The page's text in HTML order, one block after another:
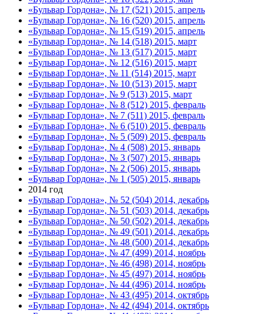
«Бульвар Гордона», № 17 (521) 2015, апрель
«Бульвар Гордона», № 16 (520) 2015, апрель
«Бульвар Гордона», № 15 (519) 2015, апрель
«Бульвар Гордона», № 14 (518) 2015, март
«Бульвар Гордона», № 13 (517) 2015, март
«Бульвар Гордона», № 12 (516) 2015, март
«Бульвар Гордона», № 11 (514) 2015, март
«Бульвар Гордона», № 10 (513) 2015, март
«Бульвар Гордона», № 9 (513) 2015, март
«Бульвар Гордона», № 8 (512) 2015, февраль
«Бульвар Гордона», № 7 (511) 2015, февраль
«Бульвар Гордона», № 6 (510) 2015, февраль
«Бульвар Гордона», № 5 (509) 2015, февраль
«Бульвар Гордона», № 4 (508) 2015, январь
«Бульвар Гордона», № 3 (507) 2015, январь
«Бульвар Гордона», № 2 (506) 2015, январь
«Бульвар Гордона», № 1 (505) 2015, январь
2014 год
«Бульвар Гордона», № 52 (504) 2014, декабрь
«Бульвар Гордона», № 51 (503) 2014, декабрь
«Бульвар Гордона», № 50 (502) 2014, декабрь
«Бульвар Гордона», № 49 (501) 2014, декабрь
«Бульвар Гордона», № 48 (500) 2014, декабрь
«Бульвар Гордона», № 47 (499) 2014, ноябрь
«Бульвар Гордона», № 46 (498) 2014, ноябрь
«Бульвар Гордона», № 45 (497) 2014, ноябрь
«Бульвар Гордона», № 44 (496) 2014, ноябрь
«Бульвар Гордона», № 43 (495) 2014, октябрь
«Бульвар Гордона», № 42 (494) 2014, октябрь